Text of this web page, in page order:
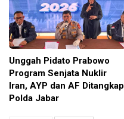
Unggah Pidato Prabowo
Program Senjata Nuklir
Iran, AYP dan AF Ditangkap
Polda Jabar